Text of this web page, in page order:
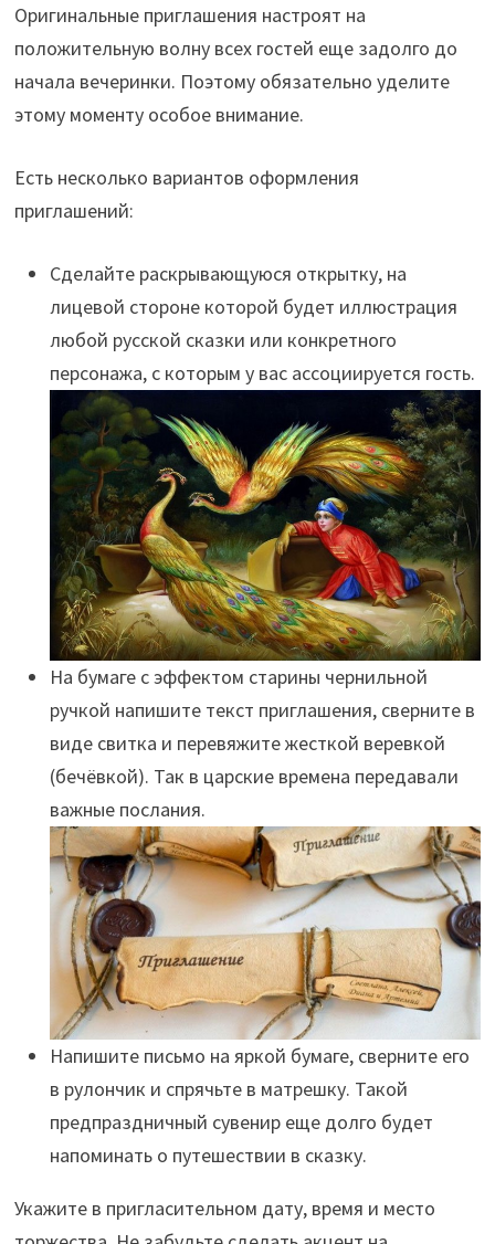
Оригинальные приглашения настроят на
положительную волну всех гостей еще задолго до
начала вечеринки. Поэтому обязательно уделите
этому моменту особое внимание.
Есть несколько вариантов оформления
приглашений:
Сделайте раскрывающуюся открытку, на
лицевой стороне которой будет иллюстрация
любой русской сказки или конкретного
персонажа, с которым у вас ассоциируется гость.
На бумаге с эффектом старины чернильной
ручкой напишите текст приглашения, сверните в
виде свитка и перевяжите жесткой веревкой
(бечёвкой). Так в царские времена передавали
важные послания.
Напишите письмо на яркой бумаге, сверните его
в рулончик и спрячьте в матрешку. Такой
предпраздничный сувенир еще долго будет
напоминать о путешествии в сказку.
Укажите в пригласительном дату, время и место